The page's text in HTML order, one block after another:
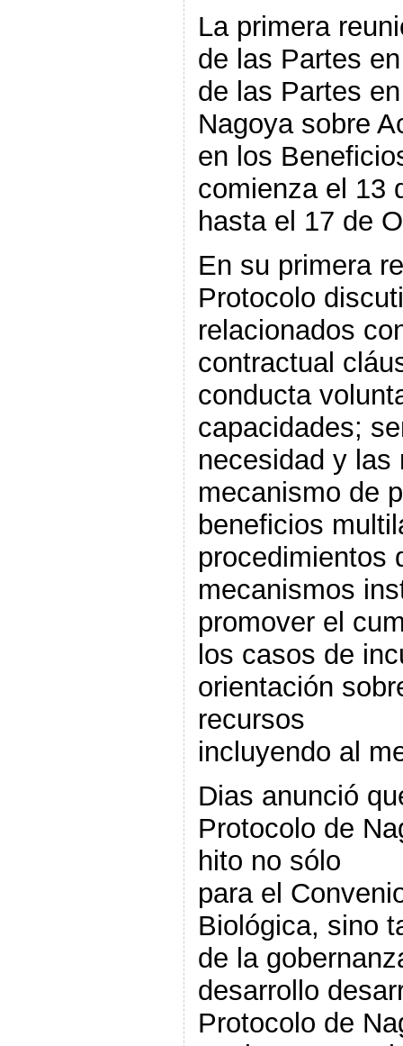
La primera
de las Partes
de las Partes
Nagoya sobre
en los
comienza el 13
hasta el 17 de
En su primera
Protocolo
relacionados
contractual
conducta
capacidades;
necesidad y las
mecanismo de
beneficios
procedimientos
mecanismos
promover el
los casos de
orientación
recursos
incluyendo al
Dias anunció
Protocolo de
hito no sólo
para el
Biológica, sino
de la
desarrollo
Protocolo de